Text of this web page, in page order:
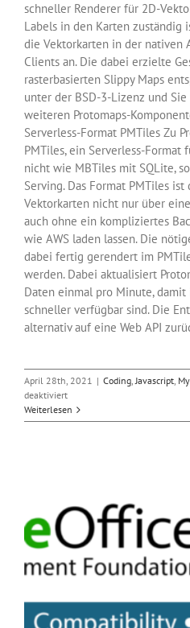
schneller Renderer für 2D-
Labels in den Karten zuständig
die Vektorkarten in der nativen
Clients an. Die dabei erzielte
rasterbasierten Slippy Maps
unter der BSD-3-Lizenz und
weiteren Protomaps-
Serverless-Format PMTiles Zu
PMTiles, ein Serverless-Format
nicht wie MBTiles mit SQLite,
Serving. Das Format PMTiles
Vektorkarten nicht nur über
auch ohne ein kompliziertes
wie AWS laden lassen. Die
dabei fertig gerendert im
werden. Dabei aktualisiert
Daten einmal pro Minute,
schneller verfügbar sind. Die
alternativ auf eine Web API
April 28th, 2021 | Coding,Javascript,
deaktiviertfür
Protomaps
für
Weiterlesen